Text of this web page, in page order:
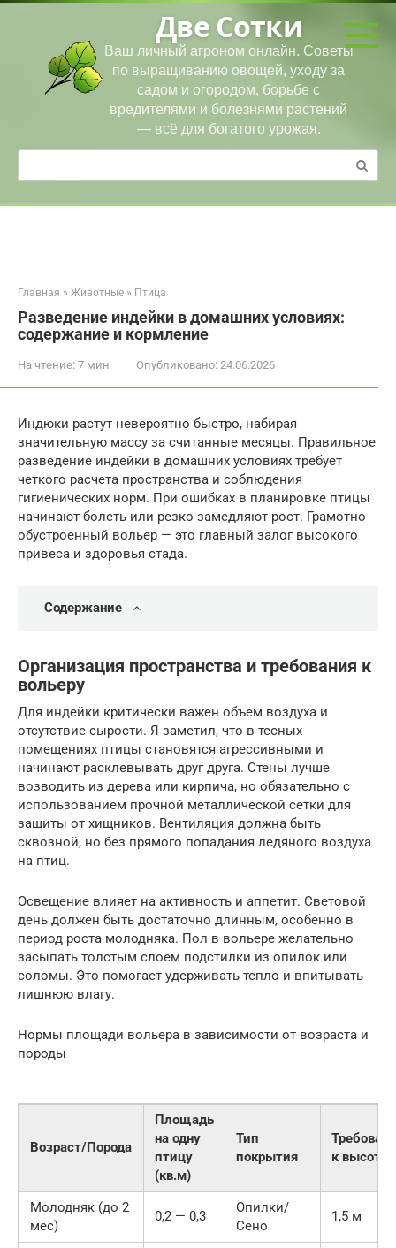
Перейти
Две Сотки
Ваш личный агроном онлайн. Советы
по выращиванию овощей, уходу за
садом и огородом, борьбе с
вредителями и болезнями растений
— всё для богатого урожая.
Поиск:
Главная » Животные » Птица
Разведение индейки в домашних условиях:
содержание и кормление
На чтение: 7 мин Опубликовано: 24.06.2026
Индюки растут невероятно быстро, набирая
значительную массу за считанные месяцы. Правильное
разведение индейки в домашних условиях требует
четкого расчета пространства и соблюдения
гигиенических норм. При ошибках в планировке птицы
начинают болеть или резко замедляют рост. Грамотно
обустроенный вольер — это главный залог высокого
привеса и здоровья стада.
Содержание
Организация пространства и требования к
вольеру
Для индейки критически важен объем воздуха и
отсутствие сырости. Я заметил, что в тесных
помещениях птицы становятся агрессивными и
начинают расклевывать друг друга. Стены лучше
возводить из дерева или кирпича, но обязательно с
использованием прочной металлической сетки для
защиты от хищников. Вентиляция должна быть
сквозной, но без прямого попадания ледяного воздуха
на птиц.
Освещение влияет на активность и аппетит. Световой
день должен быть достаточно длинным, особенно в
период роста молодняка. Пол в вольере желательно
засыпать толстым слоем подстилки из опилок или
соломы. Это помогает удерживать тепло и впитывать
лишнюю влагу.
Нормы площади вольера в зависимости от возраста и
породы
Возраст/Порода
Площадь
на одну
птицу
(кв.м)
Тип
покрытия
к высоте
Молодняк (до 2
мес)
0,2 — 0,3
Опилки/
Сено
1,5 м